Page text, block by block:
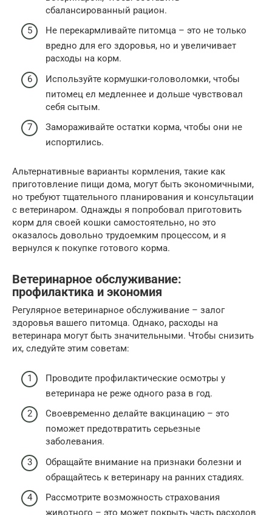
сбалансированный рацион.
Не перекармливайте питомца – это не только
вредно для его здоровья, но и увеличивает
расходы на корм.
Используйте кормушки-головоломки, чтобы
питомец ел медленнее и дольше чувствовал
себя сытым.
Замораживайте остатки корма, чтобы они не
испортились.
Альтернативные варианты кормления, такие как
приготовление пищи дома, могут быть экономичными,
но требуют тщательного планирования и консультации
с ветеринаром. Однажды я попробовал приготовить
корм для своей кошки самостоятельно, но это
оказалось довольно трудоемким процессом, и я
вернулся к покупке готового корма.
Ветеринарное обслуживание:
профилактика и экономия
Регулярное ветеринарное обслуживание – залог
здоровья вашего питомца. Однако, расходы на
ветеринара могут быть значительными. Чтобы снизить
их, следуйте этим советам:
Проводите профилактические осмотры у
ветеринара не реже одного раза в год.
Своевременно делайте вакцинацию – это
поможет предотвратить серьезные
заболевания.
Обращайте внимание на признаки болезни и
обращайтесь к ветеринару на ранних стадиях.
Рассмотрите возможность страхования
животного – это может покрыть часть расходов